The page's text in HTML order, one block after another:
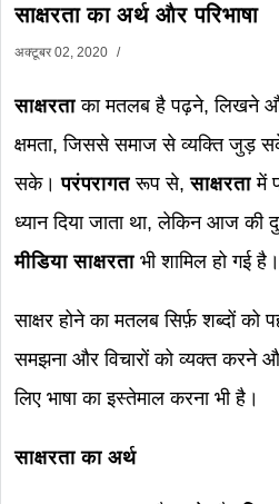
साक्षरता का अर्थ और परिभाषा
अक्टूबर 02, 2020
साक्षरताका मतलब है पढ़ने, लिखने
क्षमता, जिससे समाज से व्यक्ति जुड़
सके।परंपरागतरूप से,साक्षरतामें
ध्यान दिया जाता था, लेकिन आज की
मीडिया साक्षरता भी शामिल हो गई है।
साक्षर होने का मतलब सिर्फ़ शब्दों को
समझना और विचारों को व्यक्त
लिए भाषा का इस्तेमाल करना भी है।
साक्षरता का अर्थ